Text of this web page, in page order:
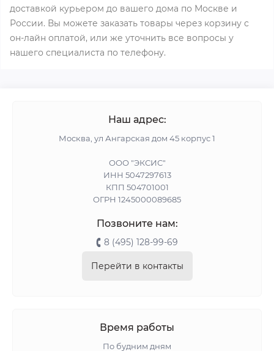
доставкой курьером до вашего дома по Москве и
России. Вы можете заказать товары через корзину с
он-лайн оплатой, или же уточнить все вопросы у
нашего специалиста по телефону.
Наш адрес:
Москва, ул Ангарская дом 45 корпус 1
ООО "ЭКСИС"
ИНН 5047297613
КПП 504701001
ОГРН 1245000089685
Позвоните нам:
8 (495) 128-99-69
Перейти в контакты
Время работы
По будним дням